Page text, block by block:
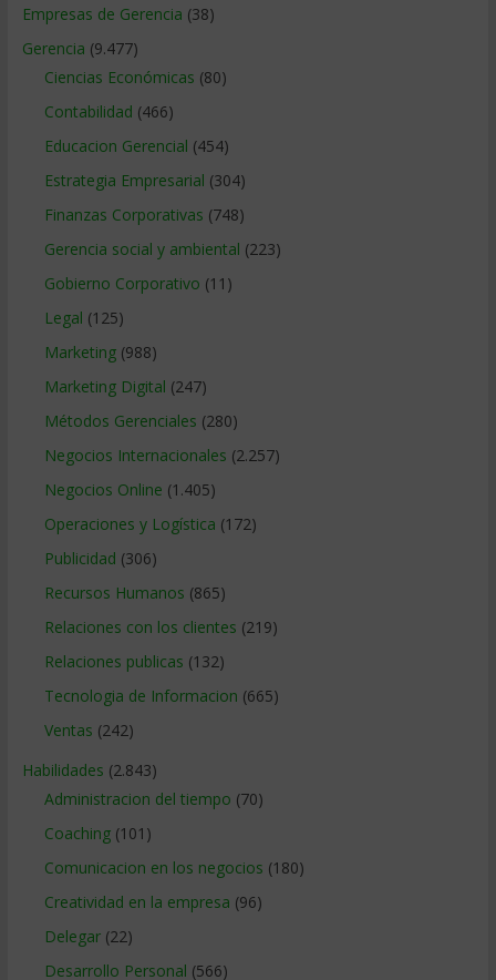
Empresas de Gerencia (38)
Gerencia (9.477)
Ciencias Económicas (80)
Contabilidad (466)
Educacion Gerencial (454)
Estrategia Empresarial (304)
Finanzas Corporativas (748)
Gerencia social y ambiental (223)
Gobierno Corporativo (11)
Legal (125)
Marketing(988)
Marketing Digital (247)
Métodos Gerenciales (280)
Negocios Internacionales (2.257)
Negocios Online (1.405)
Operaciones y Logística (172)
Publicidad (306)
Recursos Humanos (865)
Relaciones con los clientes (219)
Relaciones publicas (132)
Tecnologia de Informacion (665)
Ventas (242)
Habilidades (2.843)
Administracion del tiempo (70)
Coaching(101)
Comunicacion en los negocios (180)
Creatividad en la empresa (96)
Delegar(22)
Desarrollo Personal (566)